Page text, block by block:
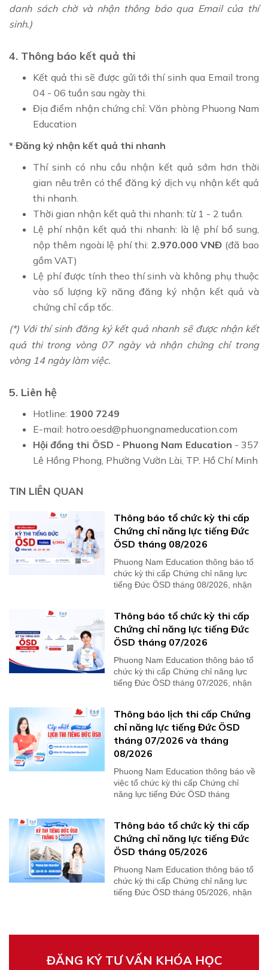
danh sách chờ và nhận thông báo qua Email của thí
sinh.)
4. Thông báo kết quả thi
Kết quả thi sẽ được gửi tới thí sinh qua Email trong
04 - 06 tuần sau ngày thi.
Địa điểm nhận chứng chỉ: Văn phòng Phuong Nam
Education
* Đăng ký nhận kết quả thi nhanh
Thí sinh có nhu cầu nhận kết quả sớm hơn thời
gian nêu trên có thể đăng ký dịch vụ nhận kết quả
thi nhanh.
Thời gian nhận kết quả thi nhanh: từ 1 - 2 tuần.
Lệ phí nhận kết quả thi nhanh: là lệ phí bổ sung,
nộp thêm ngoài lệ phí thi: 2.970.000 VNĐ (đã bao
gồm VAT)
Lệ phí được tính theo thí sinh và không phụ thuộc
vào số lượng kỹ năng đăng ký nhận kết quả và
chứng chỉ cấp tốc.
​(*) Với thí sinh đăng ký kết quả nhanh sẽ được nhận kết
quả thi trong vòng 07 ngày và nhận chứng chỉ trong
vòng 14 ngày làm việc.
5. Liên hệ
Hotline: 1900 7249
E-mail: hotro.oesd@phuongnameducation.com
Hội đồng thi ÖSD - Phuong Nam Education - 357
Lê Hồng Phong, Phường Vườn Lài, TP. Hồ Chí Minh
TIN LIÊN QUAN
Thông báo tổ chức kỳ thi cấp
Chứng chỉ năng lực tiếng Đức
ÖSD tháng 08/2026
Phuong Nam Education thông báo tổ
chức kỳ thi cấp Chứng chỉ năng lực
tiếng Đức ÖSD tháng 08/2026, nhận
Thông báo tổ chức kỳ thi cấp
Chứng chỉ năng lực tiếng Đức
ÖSD tháng 07/2026
Phuong Nam Education thông báo tổ
chức kỳ thi cấp Chứng chỉ năng lực
tiếng Đức ÖSD tháng 07/2026, nhận
Thông báo lịch thi cấp Chứng
chỉ năng lực tiếng Đức ÖSD
tháng 07/2026 và tháng
08/2026
Phuong Nam Education thông báo về
việc tổ chức kỳ thi cấp Chứng chỉ
năng lực tiếng Đức ÖSD tháng
Thông báo tổ chức kỳ thi cấp
Chứng chỉ năng lực tiếng Đức
ÖSD tháng 05/2026
Phuong Nam Education thông báo tổ
chức kỳ thi cấp Chứng chỉ năng lực
tiếng Đức ÖSD tháng 05/2026, nhận
ĐĂNG KÝ TƯ VẤN KHÓA HỌC